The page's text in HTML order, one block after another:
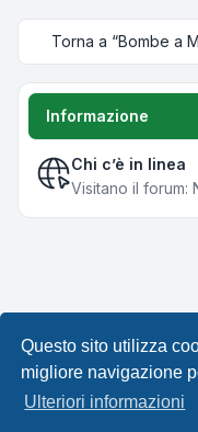
Questo sito utilizza
migliore navigazione
Ulteriori informazioni
Torna a “Bombe a
Informazione
Chi c’è in linea
Visitano il forum:
Creato daphpBB®